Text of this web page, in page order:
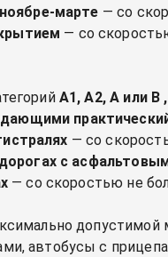
ноябре-марте — со
— со
А1, А2, А или В
— со
с
— со скоростью не
допустимой
автобусы с